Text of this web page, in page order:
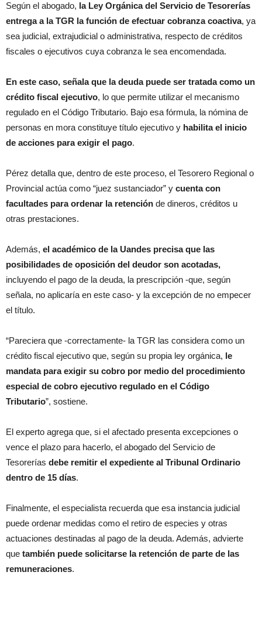
Según el abogado, la Ley Orgánica del Servicio de Tesorerías
entrega a la TGR la función de efectuar cobranza coactiva, ya
sea judicial, extrajudicial o administrativa, respecto de créditos
fiscales o ejecutivos cuya cobranza le sea encomendada.
En este caso, señala que la deuda puede ser tratada como un
crédito fiscal ejecutivo, lo que permite utilizar el mecanismo
regulado en el Código Tributario. Bajo esa fórmula, la nómina de
personas en mora constituye título ejecutivo y habilita el inicio
de acciones para exigir el pago.
Pérez detalla que, dentro de este proceso, el Tesorero Regional o
Provincial actúa como “juez sustanciador” y cuenta con
facultades para ordenar la retención de dineros, créditos u
otras prestaciones.
Además, el académico de la Uandes precisa que las
posibilidades de oposición del deudor son acotadas,
incluyendo el pago de la deuda, la prescripción -que, según
señala, no aplicaría en este caso- y la excepción de no empecer
el título.
“Pareciera que -correctamente- la TGR las considera como un
crédito fiscal ejecutivo que, según su propia ley orgánica, le
mandata para exigir su cobro por medio del procedimiento
especial de cobro ejecutivo regulado en el Código
Tributario”, sostiene.
El experto agrega que, si el afectado presenta excepciones o
vence el plazo para hacerlo, el abogado del Servicio de
Tesorerías debe remitir el expediente al Tribunal Ordinario
dentro de 15 días.
Finalmente, el especialista recuerda que esa instancia judicial
puede ordenar medidas como el retiro de especies y otras
actuaciones destinadas al pago de la deuda. Además, advierte
que también puede solicitarse la retención de parte de las
remuneraciones.